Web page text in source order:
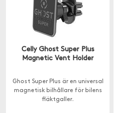
Celly Ghost Super Plus
Magnetic Vent Holder
Ghost Super Plus är en universal
magnetisk bilhållare för bilens
fläktgaller.